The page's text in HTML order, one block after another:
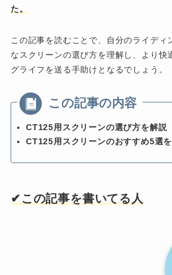
た。
この記事を読むことで、自分のライディ
なスクリーンの選び方を理解し、より快
グライフを送る手助けとなるでしょう。
CT125用スクリーンの選び方を解説
CT125用スクリーンのおすすめ5選
✔︎この記事を書いてる人